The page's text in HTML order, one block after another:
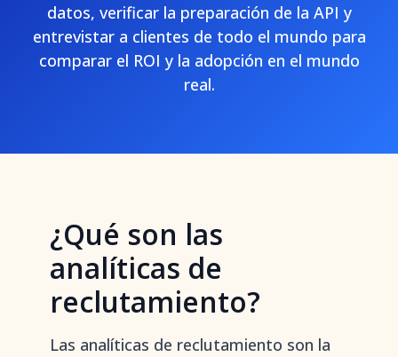
datos, verificar la preparación de la API y
entrevistar a clientes de todo el mundo para
comparar el ROI y la adopción en el mundo
real.
¿Qué son las
analíticas de
reclutamiento?
Las analíticas de reclutamiento son la